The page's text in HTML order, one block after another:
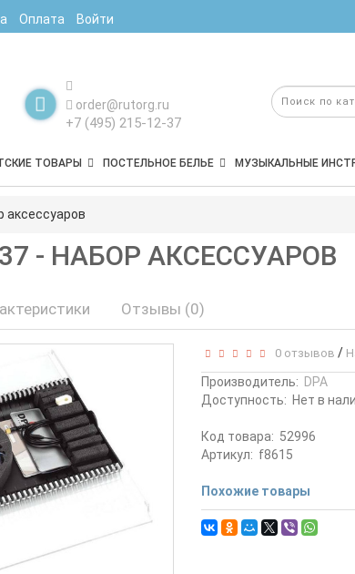
Оплата Войти
order@rutorg.ru
+7 (495) 215-12-37
ТОВАРЫ ПОСТЕЛЬНОЕ БЕЛЬЕ МУЗЫКАЛЬНЫЕ
аксессуаров
- НАБОР АКСЕССУАРОВ
Отзывы (0)
0 отзывов /
Производитель: DPA
Доступность: Нет в
Код товара: 52996
Артикул: f8615
Похожие товары